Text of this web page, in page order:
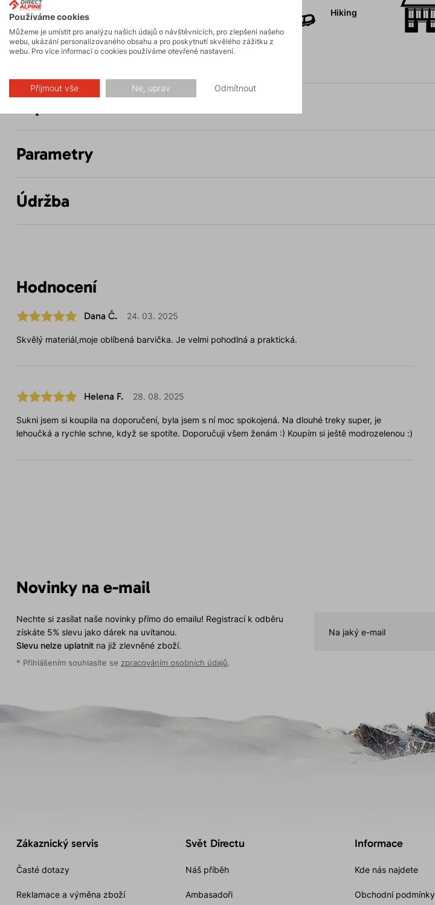
Turistika Hiking
Parametry
Údržba
Hodnocení
Dana Č. 24. 03. 2025
Skvělý materiál,moje oblíbená barvička. Je velmi pohodlná a praktická.
Helena F. 28. 08. 2025
Sukni jsem si koupila na doporučení, byla jsem s ní moc spokojená. Na dlouhé treky super, je
lehoučká a rychle schne, když se spotíte. Doporučuji všem ženám :) Koupím si ještě modrozelenou :)
Novinky na e-mail
Nechte si zasílat naše novinky přímo do emailu! Registrací k odběru
získáte 5% slevu jako dárek na uvítanou.
Slevu nelze uplatnitna již zlevněné zboží.
* Přihlášením souhlasíte se zpracováním osobních údajů.
Zákaznický servis
Časté dotazy
Reklamace a výměna zboží
Svět Directu
Náš příběh
Ambasadoři
Informace
Kde nás najdete
Obchodní podmínky
Používáme cookies
Můžeme je umístit pro analýzu našich údajů o návštěvnících, pro zlepšení našeho
webu, ukázání personalizovaného obsahu a pro poskytnutí skvělého zážitku z
webu. Pro více informací o cookies používáme otevřené nastavení.
Přijmout vše Ne, uprav Odmítnout